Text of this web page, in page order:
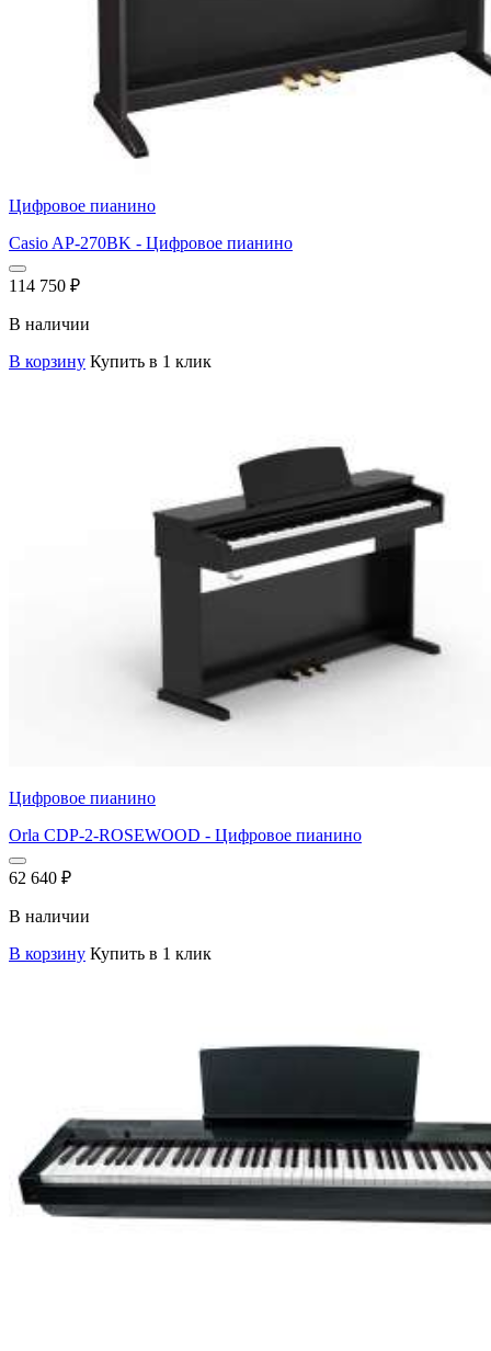
Цифровое пианино
Casio AP-270BK - Цифровое пианино
114 750 ₽
В наличии
В корзину Купить в 1 клик
Цифровое пианино
Orla CDP-2-ROSEWOOD - Цифровое пианино
62 640 ₽
В наличии
В корзину Купить в 1 клик